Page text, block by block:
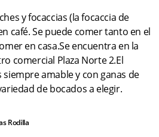
y focaccias (la focaccia de
café. Se puede comer tanto en el
en casa.Se encuentra en la
comercial Plaza Norte 2.El
amable y con ganas de
de bocados a elegir.